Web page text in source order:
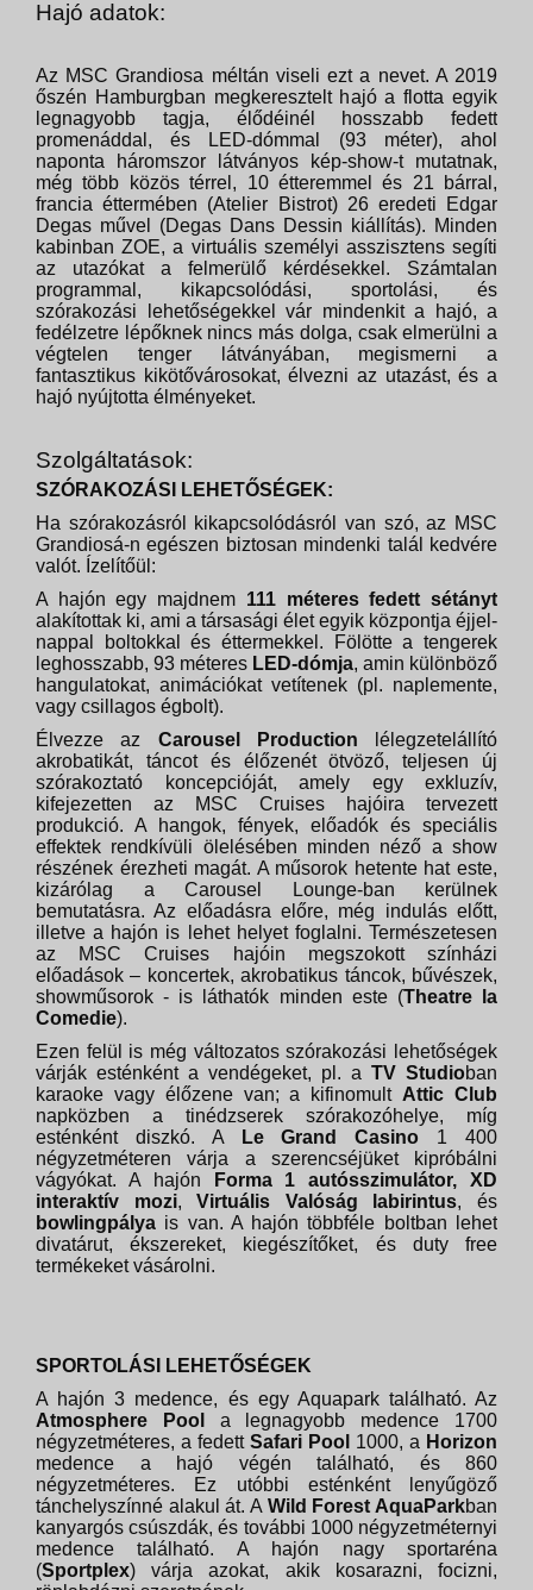
Hajó adatok:
Az MSC Grandiosa méltán viseli ezt a nevet. A 2019
őszén Hamburgban megkeresztelt hajó a flotta egyik
legnagyobb tagja, élődéinél hosszabb fedett
promenáddal, és LED-dómmal (93 méter), ahol
naponta háromszor látványos kép-show-t mutatnak,
még több közös térrel, 10 étteremmel és 21 bárral,
francia éttermében (Atelier Bistrot) 26 eredeti Edgar
Degas művel (Degas Dans Dessin kiállítás). Minden
kabinban ZOE, a virtuális személyi asszisztens segíti
az utazókat a felmerülő kérdésekkel. Számtalan
programmal, kikapcsolódási, sportolási, és
szórakozási lehetőségekkel vár mindenkit a hajó, a
fedélzetre lépőknek nincs más dolga, csak elmerülni a
végtelen tenger látványában, megismerni a
fantasztikus kikötővárosokat, élvezni az utazást, és a
hajó nyújtotta élményeket.
Szolgáltatások:
SZÓRAKOZÁSI LEHETŐSÉGEK:
Ha szórakozásról kikapcsolódásról van szó, az MSC
Grandiosá-n egészen biztosan mindenki talál kedvére
valót. Ízelítőül:
A hajón egy majdnem 111 méteres fedett sétányt
alakítottak ki, ami a társasági élet egyik központja éjjel-
nappal boltokkal és éttermekkel. Fölötte a tengerek
leghosszabb, 93 méteres LED-dómja, amin különböző
hangulatokat, animációkat vetítenek (pl. naplemente,
vagy csillagos égbolt).
Élvezze az Carousel Production lélegzetelállító
akrobatikát, táncot és élőzenét ötvöző, teljesen új
szórakoztató koncepcióját, amely egy exkluzív,
kifejezetten az MSC Cruises hajóira tervezett
produkció. A hangok, fények, előadók és speciális
effektek rendkívüli ölelésében minden néző a show
részének érezheti magát. A műsorok hetente hat este,
kizárólag a Carousel Lounge-ban kerülnek
bemutatásra. Az előadásra előre, még indulás előtt,
illetve a hajón is lehet helyet foglalni. Természetesen
az MSC Cruises hajóin megszokott színházi
előadások – koncertek, akrobatikus táncok, bűvészek,
showműsorok - is láthatók minden este (Theatre la
Comedie).
Ezen felül is még változatos szórakozási lehetőségek
várják esténként a vendégeket, pl. a TV Studioban
karaoke vagy élőzene van; a kifinomult Attic Club
napközben a tinédzserek szórakozóhelye, míg
esténként diszkó. A
Le Grand Casino 1 400
négyzetméteren várja a szerencséjüket kipróbálni
vágyókat. A hajón
Forma 1 autósszimulátor, XD
interaktív mozi,Virtuális Valóság labirintus, és
bowlingpálya is van. A hajón többféle boltban lehet
divatárut, ékszereket, kiegészítőket, és duty free
termékeket vásárolni.
SPORTOLÁSI LEHETŐSÉGEK
A hajón 3 medence, és egy Aquapark található. Az
Atmosphere Pool
a legnagyobb medence 1700
négyzetméteres, a fedett Safari Pool 1000, a Horizon
medence a hajó végén található, és 860
négyzetméteres. Ez utóbbi esténként lenyűgöző
tánchelyszínné alakul át. A Wild Forest AquaParkban
kanyargós csúszdák, és további 1000 négyzetméternyi
medence található. A hajón nagy sportaréna
(Sportplex) várja azokat, akik kosarazni, focizni,